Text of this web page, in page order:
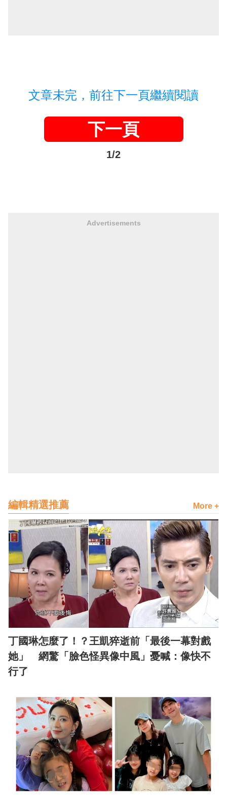
文章未完，前往下一頁繼續閱讀
下一頁
1/2
Advertisements
編輯精選推薦 More +
丁國琳怎麼了！？王凱猝逝前「最後一幕對戲
她」 網驚「臉色怪異像中風」憂喊：像快不
行了